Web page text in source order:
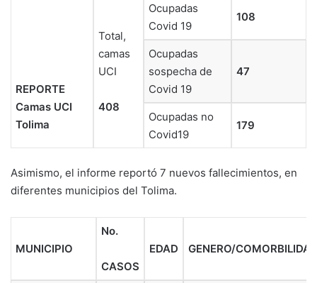
REPORTE
Camas UCI
Tolima
Total,
camas
UCI
408
Ocupadas
Covid 19
108
Ocupadas
sospecha de
Covid 19
47
Ocupadas no
Covid19
179
Asimismo, el informe reportó 7 nuevos fallecimientos, en
diferentes municipios del Tolima.
MUNICIPIO
No.
CASOS
EDAD GENERO/